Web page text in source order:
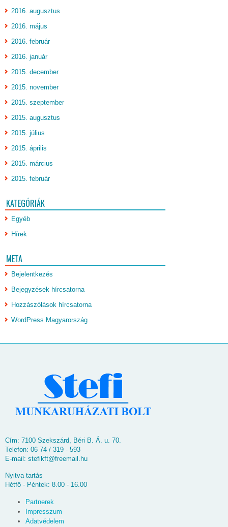
2016. augusztus
2016. május
2016. február
2016. január
2015. december
2015. november
2015. szeptember
2015. augusztus
2015. július
2015. április
2015. március
2015. február
KATEGÓRIÁK
Egyéb
Hírek
META
Bejelentkezés
Bejegyzések hírcsatorna
Hozzászólások hírcsatorna
WordPress Magyarország
Cím: 7100 Szekszárd, Béri B. Á. u. 70.
Telefon: 06 74 / 319 - 593
E-mail: stefikft@freemail.hu
Nyitva tartás
Hétfő - Péntek: 8.00 - 16.00
Partnerek
Impresszum
Adatvédelem